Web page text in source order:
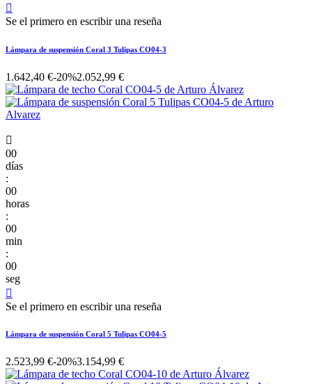

Se el primero en escribir una reseña
Lámpara de suspensión Coral 3 Tulipas CO04-3
1.642,40 €-20%2.052,99 €

00
días
:
00
horas
:
00
min
:
00
seg

Se el primero en escribir una reseña
Lámpara de suspensión Coral 5 Tulipas CO04-5
2.523,99 €-20%3.154,99 €